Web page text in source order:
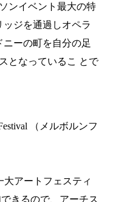
ンイベント最大の特
ジを通過しオペラ
ーの町を自分の足
となっているこ とで
（メルボルンフ
大アートフェスティ
きるので、アーチス